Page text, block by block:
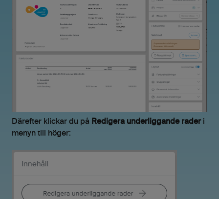
Därefter klickar du på Redigera underliggande raderi
menyn till höger: